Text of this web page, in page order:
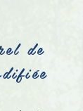
de